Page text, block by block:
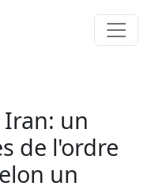
un
de l'ordre
un